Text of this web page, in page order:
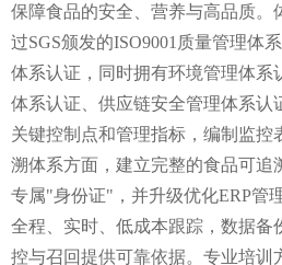
保障食品的安全、营养与高品质。
过SGS颁发的ISO9001质量管理体
体系认证，同时拥有环境管理体系
体系认证、供应链安全管理体系认
关键控制点和管理指标，编制监控
溯体系方面，建立完整的食品可追
专属"身份证"，并升级优化ERP管
全程、实时、低成本跟踪，数据备
控与召回提供可靠依据。专业培训